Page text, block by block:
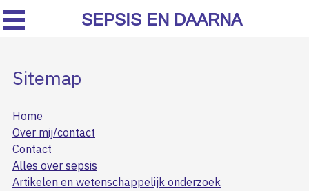
Sitemap
Home
Over mij/contact
Contact
Alles over sepsis
Artikelen en wetenschappelijk onderzoek
SEPSIS EN DAARNA